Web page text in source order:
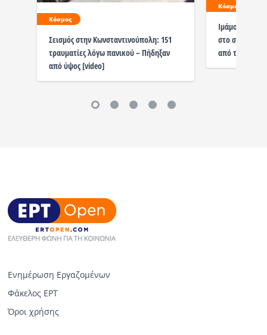
Κόσμος
Σεισμός στην Κωνσταντινούπολη: 151
τραυματίες λόγω πανικού – Πήδηξαν
από ύψος [video]
Κόσμος
Ιμάμογλου:
στο σπίτι του
από τους
Ενημέρωση Εργαζομένων
Φάκελος ΕΡΤ
Όροι χρήσης